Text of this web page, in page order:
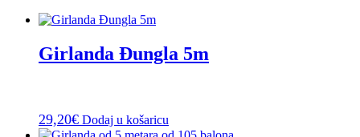
Girlanda Đungla 5m
29,20€ Dodaj u košaricu